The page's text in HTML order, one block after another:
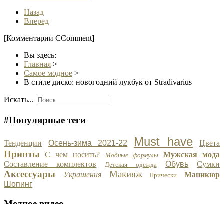
Назад
Вперед
[Комментарии CComment]
Вы здесь:
Главная >
Самое модное >
В стиле диско: новогодний лукбук от Stradivarius
Искать...
#Популярные теги
Тенденции Осень-зима 2021-22 Must have Цвета
Принты С чем носить? Модные формулы
Мужская мода
Составление комплектов
Детская одежда Обувь Сумки
Аксессуары Украшения Макияж Прически
Маникюр
Шопинг